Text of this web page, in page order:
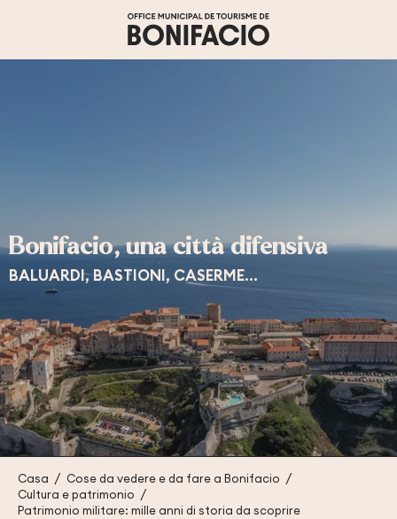
Bonifacio, una città difensiva
BALUARDI, BASTIONI, CASERME...
Casa
Cose da vedere e da fare a Bonifacio
Cultura e patrimonio
Patrimonio militare: mille anni di storia da scoprire